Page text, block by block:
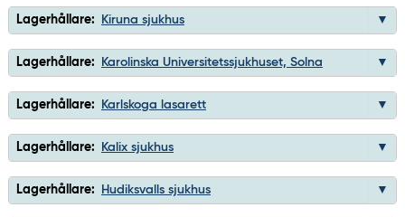
Lagerhållare: Kiruna sjukhus
Lagerhållare: Karolinska Universitetssjukhuset, Solna
Lagerhållare: Karlskoga lasarett
Lagerhållare: Kalix sjukhus
Lagerhållare: Hudiksvalls sjukhus